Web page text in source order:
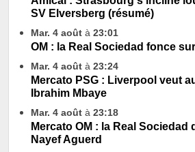
SV Elversberg (résumé)
Mar. 4 août à 23:01
OM : la Real Sociedad fonce
Mar. 4 août à 23:24
Mercato PSG : Liverpool veut
Ibrahim Mbaye
Mar. 4 août à 23:18
Mercato OM : la Real Sociedad
Nayef Aguerd